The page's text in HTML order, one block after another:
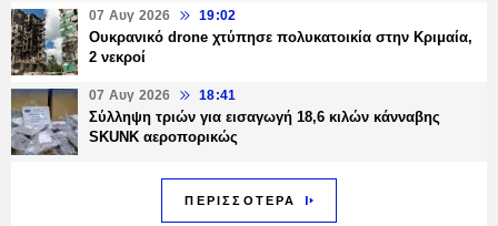
07 Αυγ 2026 19:02
Ουκρανικό drone χτύπησε πολυκατοικία στην Κριμαία,
2 νεκροί
07 Αυγ 2026 18:41
Σύλληψη τριών για εισαγωγή 18,6 κιλών κάνναβης
SKUNK αεροπορικώς
ΠΕΡΙΣΣΟΤΕΡΑ